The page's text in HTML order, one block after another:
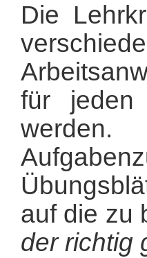
Die
für jeden
auf die zu
der richtig